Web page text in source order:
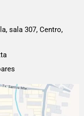
sala 307, Centro,